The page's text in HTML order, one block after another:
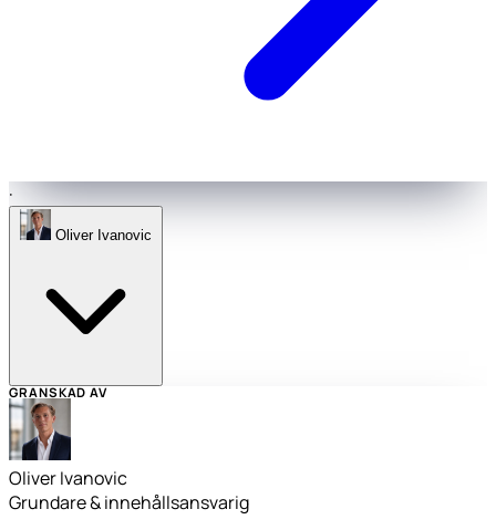
·
Oliver Ivanovic
GRANSKAD AV
Oliver Ivanovic
Grundare & innehållsansvarig